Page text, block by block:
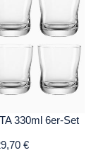
330ml 6er-Set
€